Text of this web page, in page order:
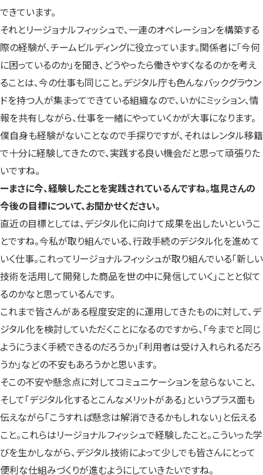
できています。
それとリージョナルフィッシュで、一連のオペレーションを構築する
際の経験が、チームビルディングに役立っています。関係者に「今何
に困っているのか」を聞き、どうやったら働きやすくなるのかを考え
ることは、今の仕事も同じこと。デジタル庁も色んなバックグラウン
ドを持つ人が集まってできている組織なので、いかにミッション、情
報を共有しながら、仕事を一緒にやっていくかが大事になります。
僕自身も経験がないことなので手探りですが、それはレンタル移籍
で十分に経験してきたので、実践する良い機会だと思って頑張りた
いですね。
ーまさに今、経験したことを実践されているんですね。塩見さんの
今後の目標について、お聞かせください。
直近の目標としては、デジタル化に向けて成果を出したいというこ
とですね。今私が取り組んでいる、行政手続のデジタル化を進めて
いく仕事。これってリージョナルフィッシュが取り組んでいる「新しい
技術を活用して開発した商品を世の中に発信していく」ことと似て
るのかなと思っているんです。
これまで皆さんがある程度安定的に運用してきたものに対して、デ
ジタル化を検討していただくことになるのですから、「今までと同じ
ようにうまく手続できるのだろうか」「利用者は受け入れられるだろ
うか」などの不安もあろうかと思います。
そこの不安や懸念点に対してコミュニケーションを怠らないこと、
そして「デジタル化するとこんなメリットがある」というプラス面も
伝えながら「こうすれば懸念は解消できるかもしれない」と伝える
こと。これらはリージョナルフィッシュで経験したこと。こういった学
びを生かしながら、デジタル技術によって少しでも皆さんにとって
便利な仕組みづくりが進むようにしていきたいですね。